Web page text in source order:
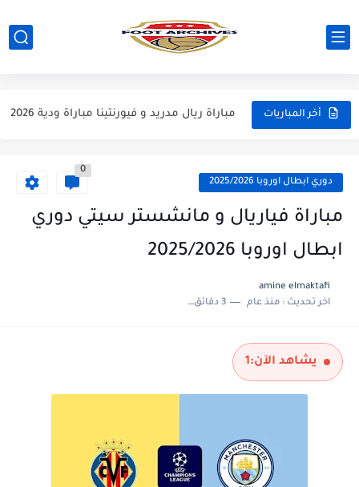
أخر المباريات
مباراة مانشستر يونايتد و اتلتيكو مدريد مباراة ودية 2026
مباراة ريال مدريد و فيورنتينا مباراة ودية 2026
مباراة برشلونة و بيرمنغهام مباراة ودية 2026
مباراة سيلتيك و ميلان مباراة ودية 2026
دوري ابطال اوروبا 2025/2026
0
مباراة فياريال و مانشستر سيتي دوري
ابطال اوروبا 2025/2026
amine elmaktafi
اخر تحديث :منذ عام 3 دقائق للقراءة
يشاهد الآن:1